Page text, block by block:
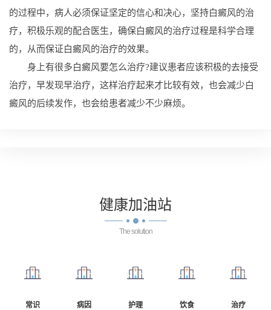
的过程中，病人必须保证坚定的信心和决心，坚持白癜风的治
疗，积极乐观的配合医生，确保白癜风的治疗过程是科学合理
的，从而保证白癜风的治疗的效果。
身上有很多白癜风要怎么治疗?建议患者应该积极的去接受
治疗，早发现早治疗，这样治疗起来才比较有效，也会减少白
癜风的后续发作，也会给患者减少不少麻烦。
健康加油站
The solution
常识 病因 护理 饮食 治疗